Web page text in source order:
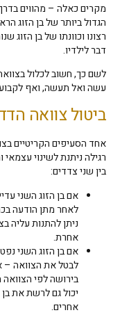
מקרים כאלה – מהווים
הגדול ביותר של בן הזוג
רצונו וכוונתו של בן הזוג
דבר לילדיו.
לשם כך, חשוב לכלול
עשה ואל תעשה, ואף לקבוע
ביטול צוואה
אחד הסעיפים הקריטיים
רגילה ניתנת לשינוי עצמאי
בין שני צדדים:
אם בן הזוג השני
לאחר מתן הודעה
ניתן להתנות עליה
אחרת.
אם בן הזוג השני
לבטל את הצוואה –
בירושה לפי הצוואה
יכול גם לרשת את בן
אחרים.